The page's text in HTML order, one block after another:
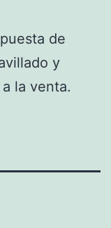
de
y
la venta.